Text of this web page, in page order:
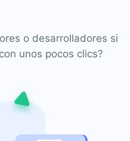
o desarrolladores si
unos pocos clics?